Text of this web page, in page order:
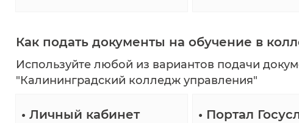
Как подать документы на обучение в
Используйте любой из вариантов подачи
"Калининградский колледж управления"
• Личный кабинет
• Портал